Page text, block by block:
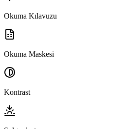
Okuma Kılavuzu
Okuma Maskesi
Kontrast